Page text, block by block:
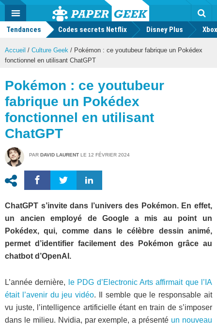
Actu
geek
MENU
Tendances Codes secrets Netflix Disney Plus
Accueil / Culture Geek / Pokémon : ce youtubeur fabrique un Pokédex
fonctionnel en utilisant ChatGPT
Pokémon : ce youtubeur
fabrique un Pokédex
fonctionnel en utilisant
ChatGPT
PAR DAVID LAURENT LE 12 FÉVRIER 2024
ChatGPT s’invite dans l’univers des Pokémon. En effet,
un ancien employé de Google a mis au point un
Pokédex, qui, comme dans le célèbre dessin animé,
permet d’identifier facilement des Pokémon grâce au
chatbot d’OpenAI.
L’année dernière,
le PDG d’Electronic Arts affirmait que l’IA
était l’avenir du jeu vidéo. Il semble que le responsable ait
vu juste, l’intelligence artificielle étant en train de s’imposer
dans le milieu. Nvidia, par exemple, a présenté un nouveau
Mode
FacebookTwitter Youtube